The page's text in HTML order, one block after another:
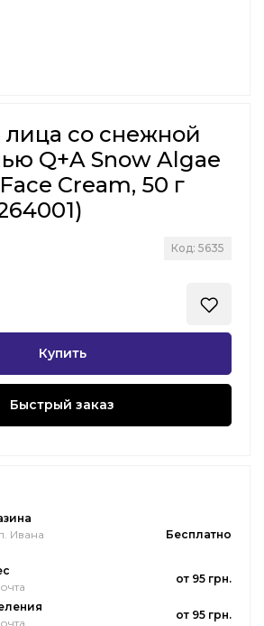
со снежной
Q+A Snow Algae
Cream, 50 г
Код: 5635
Купить
Быстрый заказ
Ивана
Бесплатно
от 95 грн.
от 95 грн.